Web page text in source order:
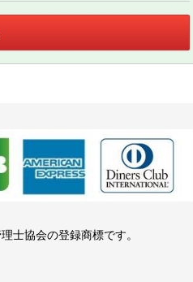
士協会の登録商標です。